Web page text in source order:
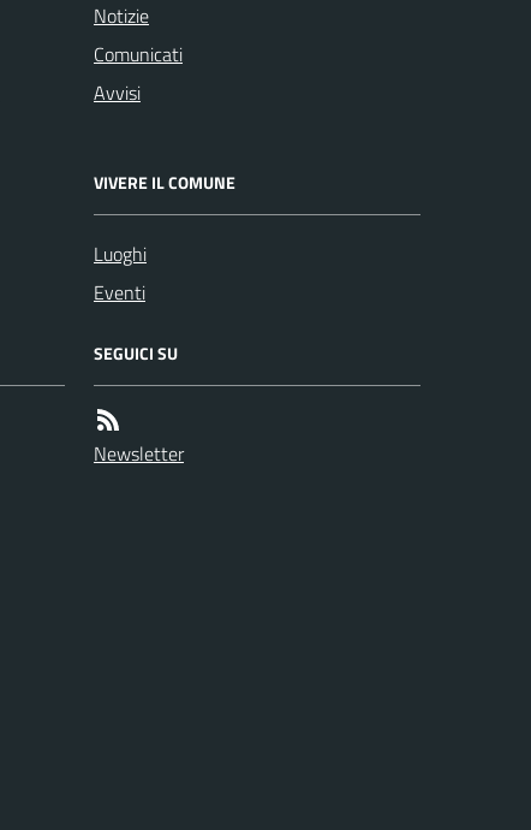
Notizie
Comunicati
Avvisi
VIVERE IL COMUNE
Luoghi
Eventi
SEGUICI SU
Newsletter